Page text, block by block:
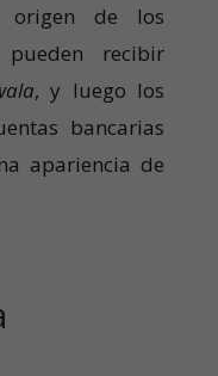
origen de los
pueden recibir
, y luego los
bancarias
apariencia de